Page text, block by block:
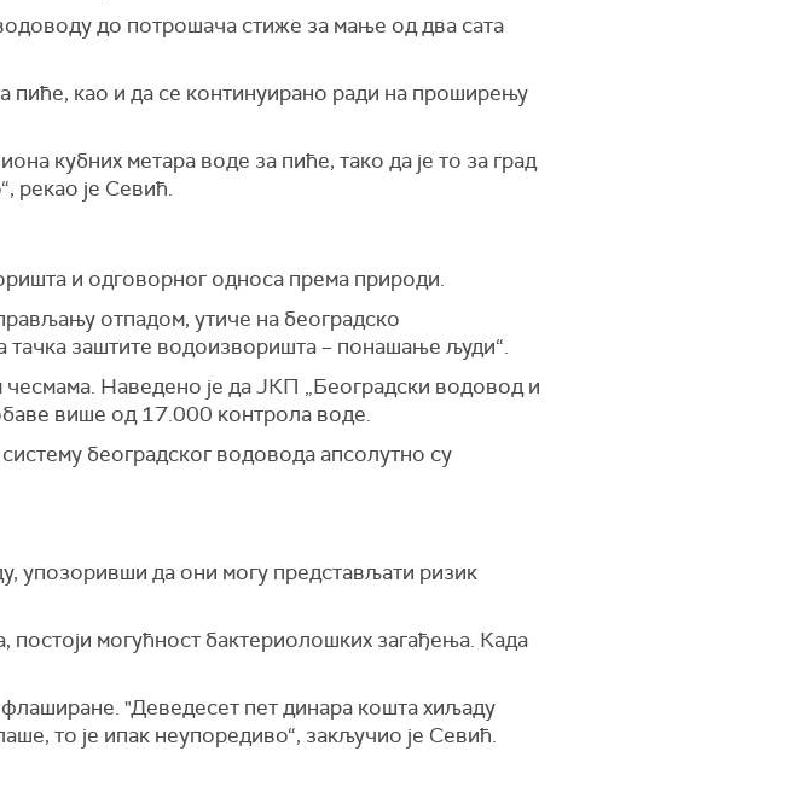
до потрошача стиже за мање од два сата
као и да се континуирано ради на проширењу
кубних метара воде за пиће, тако да је то за град
рекао је Севић.
и одговорног односа према природи.
отпадом, утиче на београдско
тачка заштите водоизворишта – понашање људи“.
Наведено је да ЈКП „Београдски водовод и
више од 17.000 контрола воде.
београдског водовода апсолутно су
упозоривши да они могу представљати ризик
могућност бактериолошких загађења. Када
"Деведесет пет динара кошта хиљаду
то је ипак неупоредиво“, закључио је Севић.